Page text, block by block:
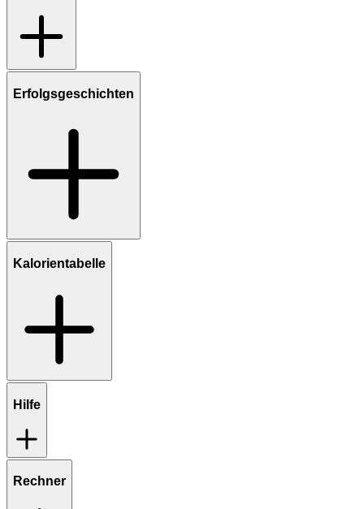
Erfolgsgeschichten
Kalorientabelle
Hilfe
Rechner